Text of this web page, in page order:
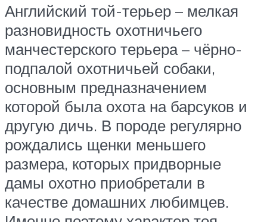
Английский той-терьер – мелкая
разновидность охотничьего
манчестерского терьера – чёрно-
подпалой охотничьей собаки,
основным предназначением
которой была охота на барсуков и
другую дичь. В породе регулярно
рождались щенки меньшего
размера, которых придворные
дамы охотно приобретали в
качестве домашних любимцев.